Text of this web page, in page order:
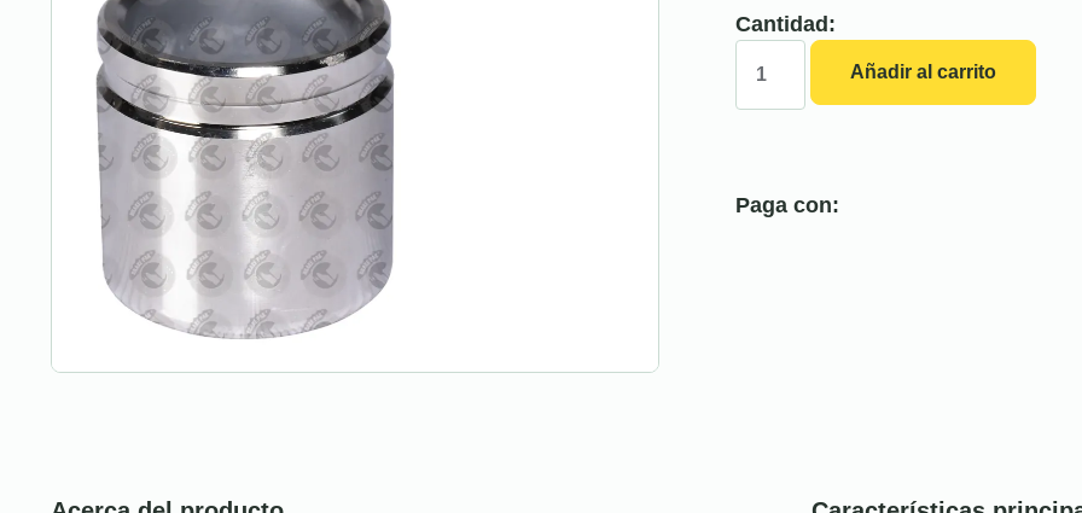
Cantidad:
Añadir al carrito
Paga con: